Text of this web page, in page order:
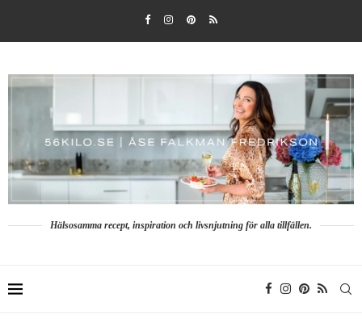
Hälsosamma recept, inspiration och livsnjutning för alla tillfällen.